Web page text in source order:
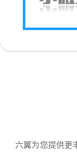
六翼为您提供更